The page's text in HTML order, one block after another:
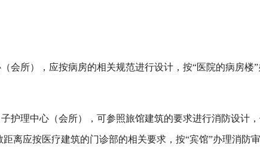
会所），应按病房的相关规范进行设计，按“医院的病房楼”
护理中心（会所），可参照旅馆建筑的要求进行消防设计，
离应按医疗建筑的门诊部的相关要求，按“宾馆”办理消防